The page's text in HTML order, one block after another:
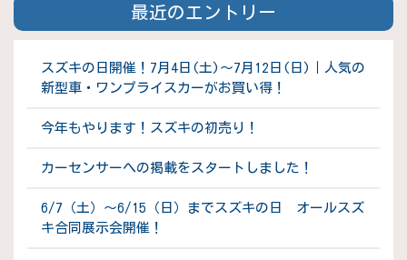
最近のエントリー
スズキの日開催！7月4日(土)～7月12日(日)｜人気の
新型車・ワンプライスカーがお買い得！
今年もやります！スズキの初売り！
カーセンサーへの掲載をスタートしました！
6/7（土）～6/15（日）までスズキの日 オールスズ
キ合同展示会開催！